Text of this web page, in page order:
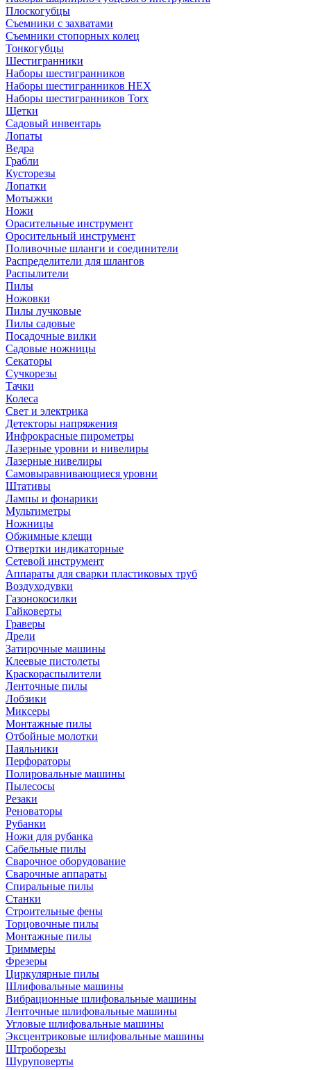
Плоскогубцы
Съемники с захватами
Съемники стопорных колец
Тонкогубцы
Шестигранники
Наборы шестигранников
Наборы шестигранников HEX
Наборы шестигранников Torx
Щетки
Садовый инвентарь
Лопаты
Ведра
Грабли
Кусторезы
Лопатки
Мотыжки
Ножи
Орасительные инструмент
Оросительный инструмент
Поливочные шланги и соединители
Распределители для шлангов
Распылители
Пилы
Ножовки
Пилы лучковые
Пилы садовые
Посадочные вилки
Садовые ножницы
Секаторы
Сучкорезы
Тачки
Колеса
Свет и электрика
Детекторы напряжения
Инфрокрасные пирометры
Лазерные уровни и нивелиры
Лазерные нивелиры
Самовыравнивающиеся уровни
Штативы
Лампы и фонарики
Мультиметры
Ножницы
Обжимные клещи
Отвертки индикаторные
Сетевой инструмент
Аппараты для сварки пластиковых труб
Воздуходувки
Газонокосилки
Гайковерты
Граверы
Дрели
Затирочные машины
Клеевые пистолеты
Краскораспылители
Ленточные пилы
Лобзики
Миксеры
Монтажные пилы
Отбойные молотки
Паяльники
Перфораторы
Полировальные машины
Пылесосы
Резаки
Реноваторы
Рубанки
Ножи для рубанка
Сабельные пилы
Сварочное оборудование
Сварочные аппараты
Спиральные пилы
Станки
Строительные фены
Торцовочные пилы
Монтажные пилы
Триммеры
Фрезеры
Циркулярные пилы
Шлифовальные машины
Вибрационные шлифовальные машины
Ленточные шлифовальные машины
Угловые шлифовальные машины
Эксцентриковые шлифовальные машины
Штроборезы
Шуруповерты